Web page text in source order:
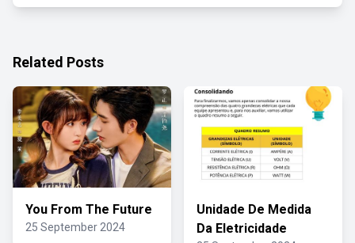
Related Posts
You From The Future
25 September 2024
Unidade De Medida
Da Eletricidade